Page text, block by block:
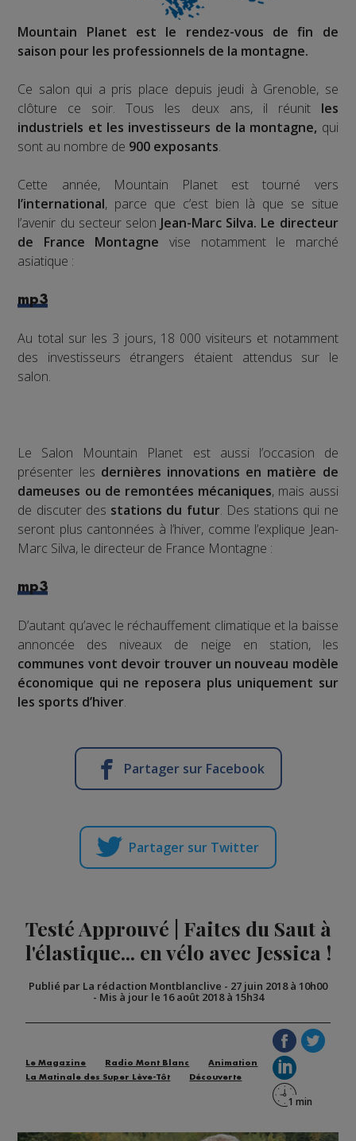
Mountain Planet est le rendez-vous de fin de
saison pour les professionnels de la montagne.
Ce salon qui a pris place depuis jeudi à Grenoble, se
clôture ce soir. Tous les deux ans, il réunit les
industriels et les investisseurs de la montagne, qui
sont au nombre de 900 exposants.
Cette année, Mountain Planet est tourné vers
l’international, parce que c’est bien là que se situe
l’avenir du secteur selon Jean-Marc Silva. Le directeur
de France Montagne vise notamment le marché
asiatique :
mp3
Au total sur les 3 jours, 18 000 visiteurs et notamment
des investisseurs étrangers étaient attendus sur le
salon.
Le Salon Mountain Planet est aussi l’occasion de
présenter les dernières innovations en matière de
dameuses ou de remontées mécaniques, mais aussi
de discuter des stations du futur. Des stations qui ne
seront plus cantonnées à l’hiver, comme l’explique Jean-
Marc Silva, le directeur de France Montagne :
mp3
D’autant qu’avec le réchauffement climatique et la baisse
annoncée des niveaux de neige en station, les
communes vont devoir trouver un nouveau modèle
économique qui ne reposera plus uniquement sur
les sports d’hiver.
Partager sur Facebook
Partager sur Twitter
Testé Approuvé | Faites du Saut à
l'élastique... en vélo avec Jessica !
Publié par La rédaction Montblanclive - 27 juin 2018 à 10h00
- Mis à jour le 16 août 2018 à 15h34
Le Magazine Radio Mont Blanc
Animation
La Matinale des Super Lève-Tôt
Découverte